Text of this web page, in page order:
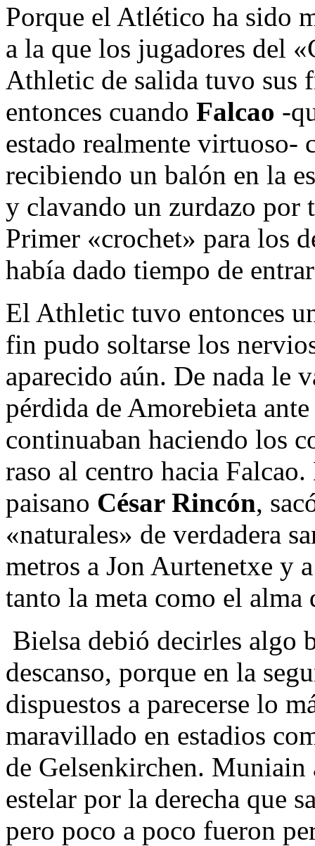
Porque el Atlético ha sido
a la que los jugadores del
Athletic de salida tuvo sus
entonces cuando Falcao -
estado realmente virtuoso-
recibiendo un balón en la
y clavando un zurdazo por
Primer «crochet» para los
había dado tiempo de
El Athletic tuvo entonces
fin pudo soltarse los
aparecido aún. De nada le
pérdida de Amorebieta
continuaban haciendo los
raso al centro hacia
paisano César Rincón,
«naturales» de verdadera
metros a Jon Aurtenetxe y
tanto la meta como el
Bielsa debió decirles algo
descanso, porque en la
dispuestos a parecerse lo
maravillado en estadios
de Gelsenkirchen. Muniain
estelar por la derecha que
pero poco a poco fueron